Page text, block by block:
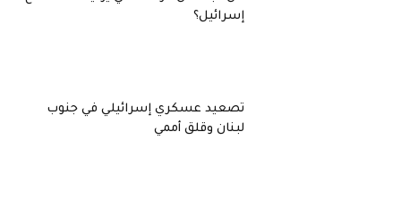
إسرائيل؟
تصعيد عسكري إسرائيلي في جنوب
لبنان وقلق أممي